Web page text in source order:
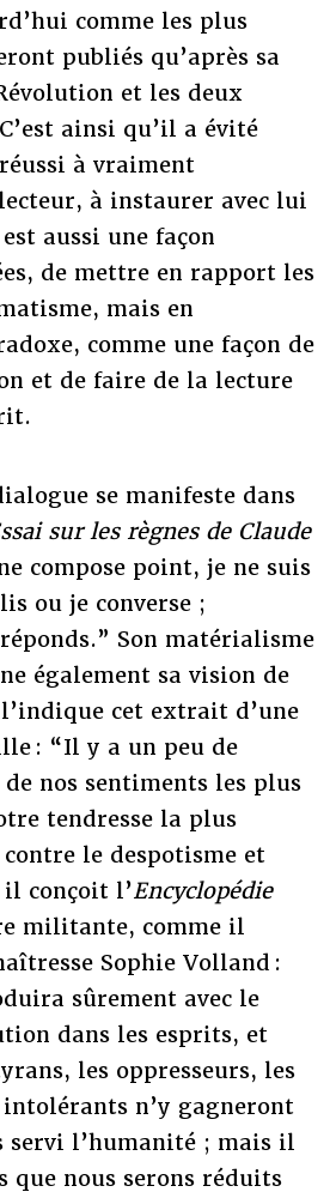
comme les plus
publiés qu’après sa
et les deux
ainsi qu’il a évité
à vraiment
à instaurer avec lui
aussi une façon
de mettre en rapport les
mais en
comme une façon de
et de faire de la lecture
se manifeste dans
sur les règnes de Claude
compose point, je ne suis
ou je converse ;
Son matérialisme
également sa vision de
cet extrait d’une
: “Il y a un peu de
nos sentiments les plus
tendresse la plus
le despotisme et
il conçoit l’Encyclopédie
militante, comme il
Sophie Volland :
sûrement avec le
dans les esprits, et
les oppresseurs, les
n’y gagneront
servi l’humanité ; mais il
que nous serons réduits